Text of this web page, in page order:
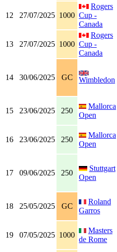
12 27/07/2025 1000
Rogers
Cup -
Canada
13 27/07/2025 1000
Rogers
Cup -
Canada
14 30/06/2025 GC Wimbledon
15 23/06/2025 250
Mallorca
Open
16 23/06/2025 250
Mallorca
Open
17 09/06/2025 250
Stuttgart
Open
18 25/05/2025 GC
Roland
Garros
19 07/05/2025 1000
Masters
de Rome